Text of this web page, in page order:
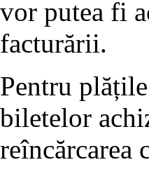
vor putea fi
facturării.
Pentru
biletelor
reîncărcarea